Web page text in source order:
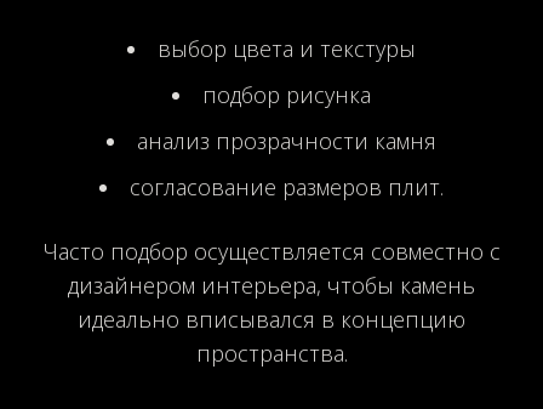
выбор цвета и текстуры
подбор рисунка
анализ прозрачности камня
согласование размеров плит.
Часто подбор осуществляется совместно с
дизайнером интерьера, чтобы камень
идеально вписывался в концепцию
пространства.